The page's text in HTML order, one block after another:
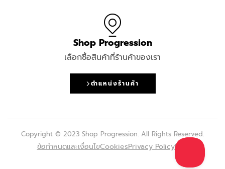
Shop Progression
เลือกซื้อสินค้าที่ร้านค้าของเรา
ตำแหน่งร้านค้า
Copyright © 2023 Shop Progression. All Rights Reserved.
ข้อกำหนดและเงื่อนไขCookiesPrivacy PolicyFAQ